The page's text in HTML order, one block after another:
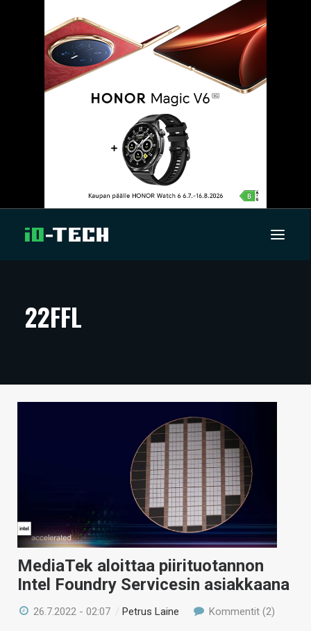
ARTIKKELIT
TECHBBS
HAKU
22FFL
MediaTek aloittaa piirituotannon
Intel Foundry Servicesin asiakkaana
26.7.2022 - 02:07 /Petrus Laine Kommentit (2)